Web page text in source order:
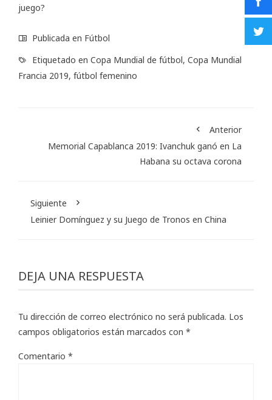
juego?
Publicada en Fútbol
Etiquetado en Copa Mundial de fútbol, Copa Mundial
Francia 2019, fútbol femenino
Anterior
Memorial Capablanca 2019: Ivanchuk ganó en La
Habana su octava corona
Siguiente
Leinier Domínguez y su Juego de Tronos en China
DEJA UNA RESPUESTA
Tu dirección de correo electrónico no será publicada. Los
campos obligatorios están marcados con *
Comentario *